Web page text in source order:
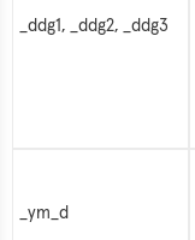
_ddg1, _ddg2, _ddg3
_ym_d